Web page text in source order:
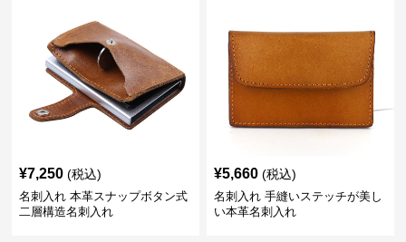
¥7,250 (税込)
名刺入れ 本革スナップボタン式
二層構造名刺入れ
¥5,660 (税込)
名刺入れ 手縫いステッチが美し
い本革名刺入れ